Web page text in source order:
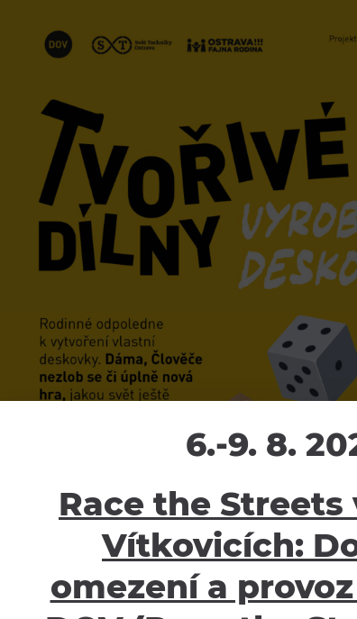
6.-9. 8.
Race the Streets
Vítkovicích:
omezení a